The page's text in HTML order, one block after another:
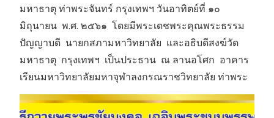
มหาธาตุ ท่าพระจันทร์ กรุงเทพฯ วันอาทิตย์ที่ ๑๐
มิถุนายน พ.ศ. ๒๕๖๑ โดยมีพระเดชพระคุณพระธรรม
ปัญญาบดี นายกสภามหาวิทยาลัย และอธิบดีสงฆ์วัด
มหาธาตุ กรุงเทพฯ เป็นประธาน ณ ลานอโศก อาคาร
เรียนมหาวิทยาลัยมหาจุฬาลงกรณราชวิทยาลัย ท่าพระ